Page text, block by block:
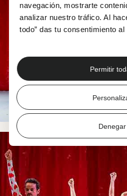
navegación, mostrarte
analizar nuestro tráfico. Al
todo” das tu consentimiento
Permitir
Denegar